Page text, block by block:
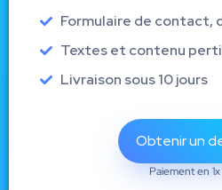
Formulaire de contact,
Textes et contenu
Livraison sous 10 jours
Obtenir un
Paiement en